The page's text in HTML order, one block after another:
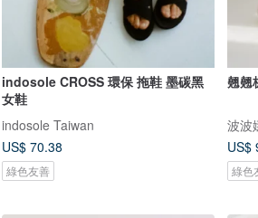
indosole CROSS 環保 拖鞋 墨碳黑
女鞋
indosole Taiwan
US$ 70.38
綠色友善
翹翹
波波
US$
綠色